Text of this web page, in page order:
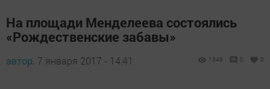
На площади Менделеева состоялись
«Рождественские забавы»
автор, 7 января 2017 - 14:41 1349 0 0